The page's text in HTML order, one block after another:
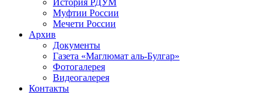
История РДУМ
Муфтии России
Мечети России
Архив
Документы
Газета «Маглюмат аль-Булгар»
Фотогалерея
Видеогалерея
Контакты